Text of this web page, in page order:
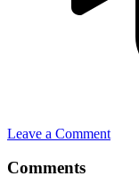
Leave a Comment
Comments